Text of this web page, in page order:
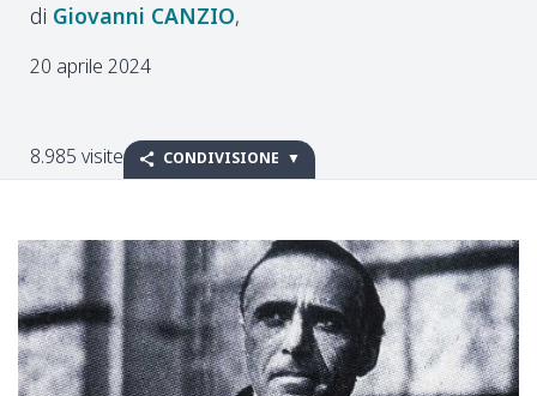
Giovanni CANZIO
20 aprile 2024
8.985 visite CONDIVISIONE